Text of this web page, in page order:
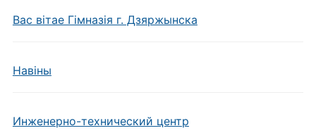
Вас вітае Гімназія г. Дзяржынска
Навiны
Инженерно-технический центр